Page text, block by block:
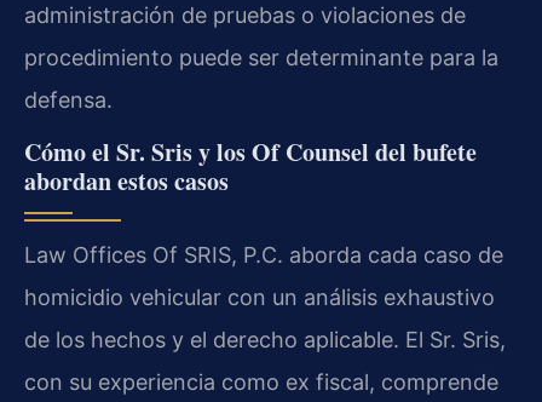
administración de pruebas o violaciones de
procedimiento puede ser determinante para la
defensa.
Cómo el Sr. Sris y los Of Counsel del bufete
abordan estos casos
Law Offices Of SRIS, P.C. aborda cada caso de
homicidio vehicular con un análisis exhaustivo
de los hechos y el derecho aplicable. El Sr. Sris,
con su experiencia como ex fiscal, comprende